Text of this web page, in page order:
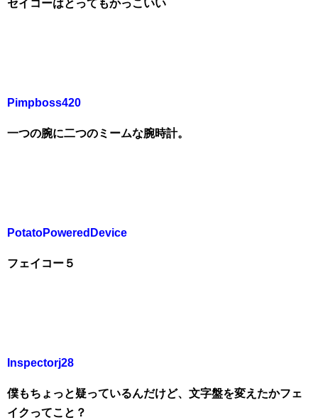
セイコーはとってもかっこいい
Pimpboss420
一つの腕に二つのミームな腕時計。
PotatoPoweredDevice
フェイコー５
Inspectorj28
僕もちょっと疑っているんだけど、文字盤を変えたかフェ
イクってこと？